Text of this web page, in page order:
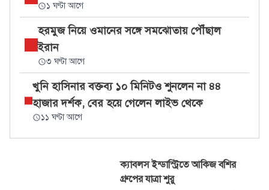
১ ঘণ্টা আগে
হরমুজ নিয়ে ওমানের সঙ্গে সমঝোতায় পৌঁছাল
ইরান
৩ ঘণ্টা আগে
খুনি হাসিনার বক্তব্য ১০ মিনিটও শুনলেন না ৪৪
হাজার দর্শক, বের হয়ে গেলেন লাইভ থেকে
১১ ঘণ্টা আগে
ক্যাবলস ইন্ডাস্ট্রিতে আকিজ বশির
গ্রুপের যাত্রা শুরু